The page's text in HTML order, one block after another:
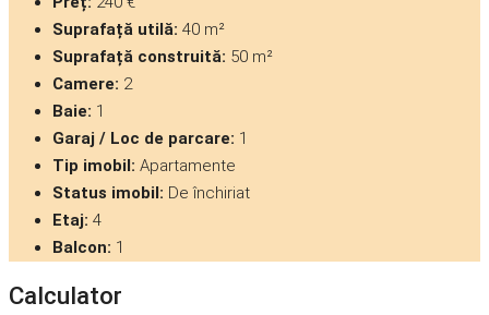
Suprafață utilă: 40 m²
Suprafață construită: 50 m²
Camere: 2
Baie: 1
Garaj / Loc de parcare: 1
Tip imobil: Apartamente
Status imobil: De închiriat
Etaj: 4
Balcon: 1
Calculator